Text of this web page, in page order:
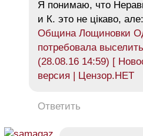
Я понимаю, что
и К. это не цiкаво, але:
Община Лощиновки
потребовала
(28.08.16 14:59) [
версия | Цензор.НЕТ
Ответить